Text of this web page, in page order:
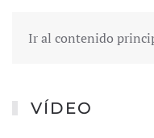
Ir al contenido
VÍDEO